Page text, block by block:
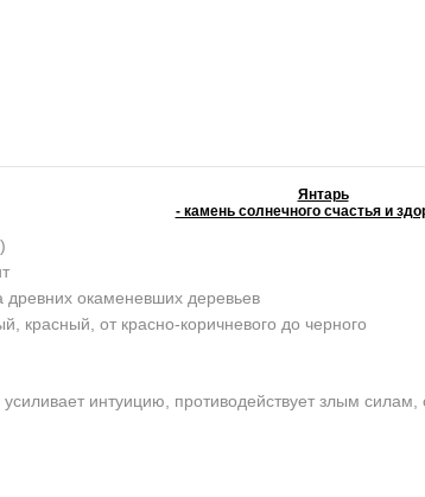
Янтарь
- камень солнечного счастья и
древних окаменевших деревьев
красный, от красно-коричневого до черного
интуицию, противодействует злым силам,